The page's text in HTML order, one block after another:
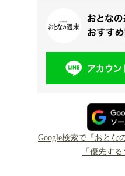
Google検索で『おとな
「優先す